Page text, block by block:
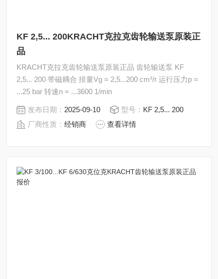
KF 2,5... 200KRACHT克拉克齿轮输送泵原装正
品
KRACHT克拉克齿轮输送泵原装正品 齿轮输送泵 KF
2,5... 200 带磁耦合 排量Vg = 2,5...200 cm³/r 运行压力p =
...25 bar 转速n = ...3600 1/min
发布日期： 2025-09-10 型号： KF 2,5... 200
厂商性质：经销商 查看详情